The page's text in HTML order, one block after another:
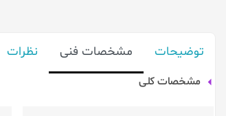
توضیحات مشخصات فنی نظرات
مشخصات کلی